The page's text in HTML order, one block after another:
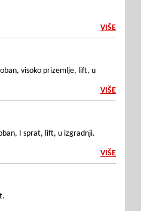
VIŠE
visoko prizemlje, lift, u
VIŠE
I sprat, lift, u izgradnji.
VIŠE